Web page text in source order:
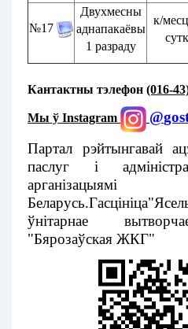
№17
Двухмесны
аднапакаёвы
1 разраду
к/
Кантактны тэлефон (016-
Мы ў Instagram @
Партал
рэйтынгавай
паслуг
і
арганізацыямі
Беларусь.Гасцініца
ўнітарнае
"Бярозаўская ЖКГ"